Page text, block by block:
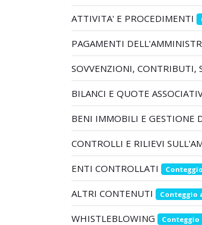
ATTIVITA' E PROCEDIMENTI
PAGAMENTI
SOVVENZIONI, CONTRIBUTI,
BILANCI E QUOTE
BENI IMMOBILI E GESTIONE
CONTROLLI E RILIEVI
ENTI CONTROLLATI
ALTRI CONTENUTI Conteggio
WHISTLEBLOWING